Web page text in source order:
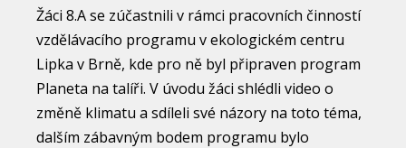
Žáci 8.A se zúčastnili v rámci pracovních činností
vzdělávacího programu v ekologickém centru
Lipka v Brně, kde pro ně byl připraven program
Planeta na talíři. V úvodu žáci shlédli video o
změně klimatu a sdíleli své názory na toto téma,
dalším zábavným bodem programu bylo